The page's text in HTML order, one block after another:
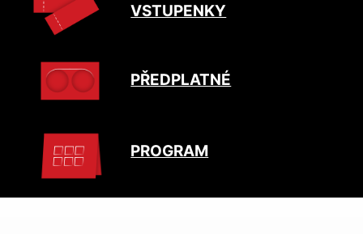
VSTUPENKY
PŘEDPLATNÉ
PROGRAM